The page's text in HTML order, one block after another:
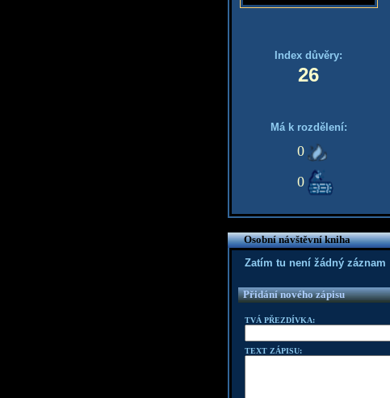
Index důvěry:
26
Má k rozdělení:
0
0
Osobní návštěvní kniha
Zatím tu není žádný záznam
Přidání nového zápisu
TVÁ PŘEZDÍVKA:
TEXT ZÁPISU: